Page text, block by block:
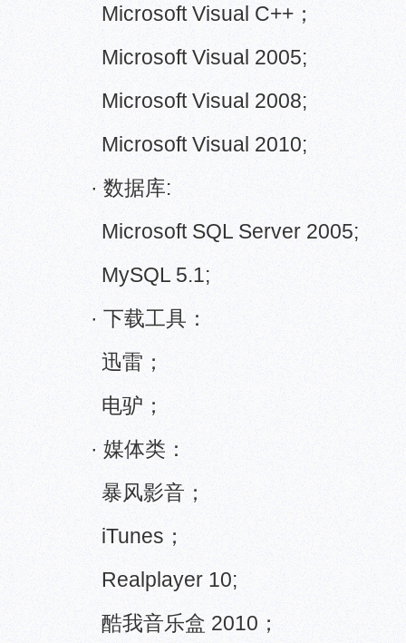
Microsoft Visual C++；
Microsoft Visual 2005;
Microsoft Visual 2008;
Microsoft Visual 2010;
· 数据库:
Microsoft SQL Server 2005;
MySQL 5.1;
· 下载工具：
迅雷；
电驴；
· 媒体类：
暴风影音；
iTunes；
Realplayer 10;
酷我音乐盒 2010；